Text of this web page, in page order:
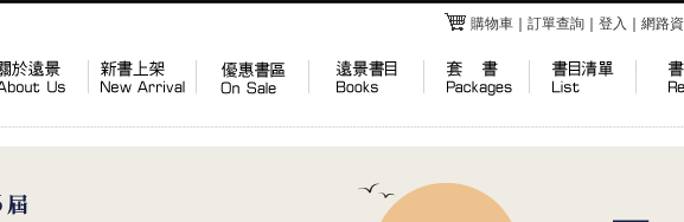
購物車 訂單查詢 登入 網路